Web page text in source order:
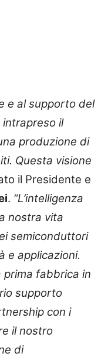
e al supporto del
il
produzione di
Questa visione
il Presidente e
. “L’intelligenza
nostra vita
semiconduttori
e applicazioni.
prima fabbrica in
supporto
con i
il nostro
di